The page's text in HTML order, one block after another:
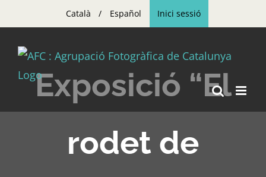
to
content
Català Español Inici sessió
Exposició “El
rodet de